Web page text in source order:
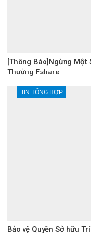
[Thông Báo]Ngừng Một
Thưởng Fshare
TIN TỔNG HỢP
Bảo vệ Quyền Sở hữu